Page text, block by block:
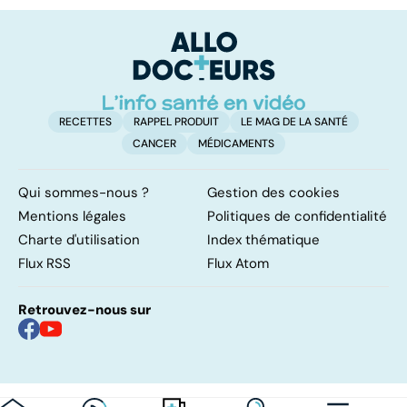
d'angine ?
RECETTES RAPPEL PRODUIT
LE MAG DE LA SANTÉ
CANCER
MÉDICAMENTS
Qui sommes-nous ?
Gestion des cookies
Mentions légales
Politiques de confidentialité
Charte d'utilisation
Index thématique
Flux RSS
Flux Atom
Retrouvez-nous sur